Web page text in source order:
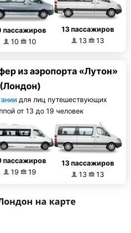
пассажиров
10
10
13 пассажиров
13
13
из аэропорта «Лутон»
(Лондон)
для лиц путешествующих
от 13 до 19 человек
пассажиров
19
19
13 пассажиров
13
13
на карте